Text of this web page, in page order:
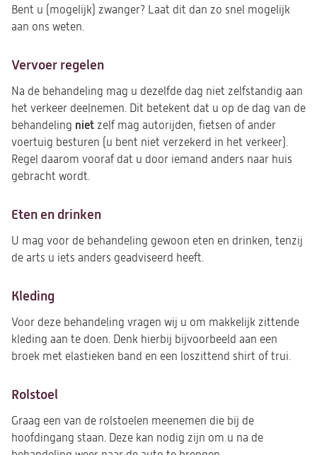
Bent u (mogelijk) zwanger? Laat dit dan zo snel mogelijk
aan ons weten.
Vervoer regelen
Na de behandeling mag u dezelfde dag niet zelfstandig aan
het verkeer deelnemen. Dit betekent dat u op de dag van de
behandeling niet zelf mag autorijden, fietsen of ander
voertuig besturen (u bent niet verzekerd in het verkeer).
Regel daarom vooraf dat u door iemand anders naar huis
gebracht wordt.
Eten en drinken
U mag voor de behandeling gewoon eten en drinken, tenzij
de arts u iets anders geadviseerd heeft.
Kleding
Voor deze behandeling vragen wij u om makkelijk zittende
kleding aan te doen. Denk hierbij bijvoorbeeld aan een
broek met elastieken band en een loszittend shirt of trui.
Rolstoel
Graag een van de rolstoelen meenemen die bij de
hoofdingang staan. Deze kan nodig zijn om u na de